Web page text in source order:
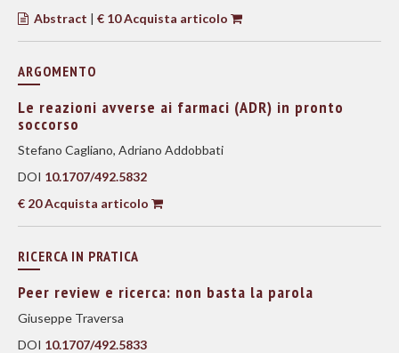
Abstract | € 10 Acquista articolo
ARGOMENTO
Le reazioni avverse ai farmaci (ADR) in pronto
soccorso
Stefano Cagliano, Adriano Addobbati
DOI 10.1707/492.5832
€ 20 Acquista articolo
RICERCA IN PRATICA
Peer review e ricerca: non basta la parola
Giuseppe Traversa
DOI 10.1707/492.5833